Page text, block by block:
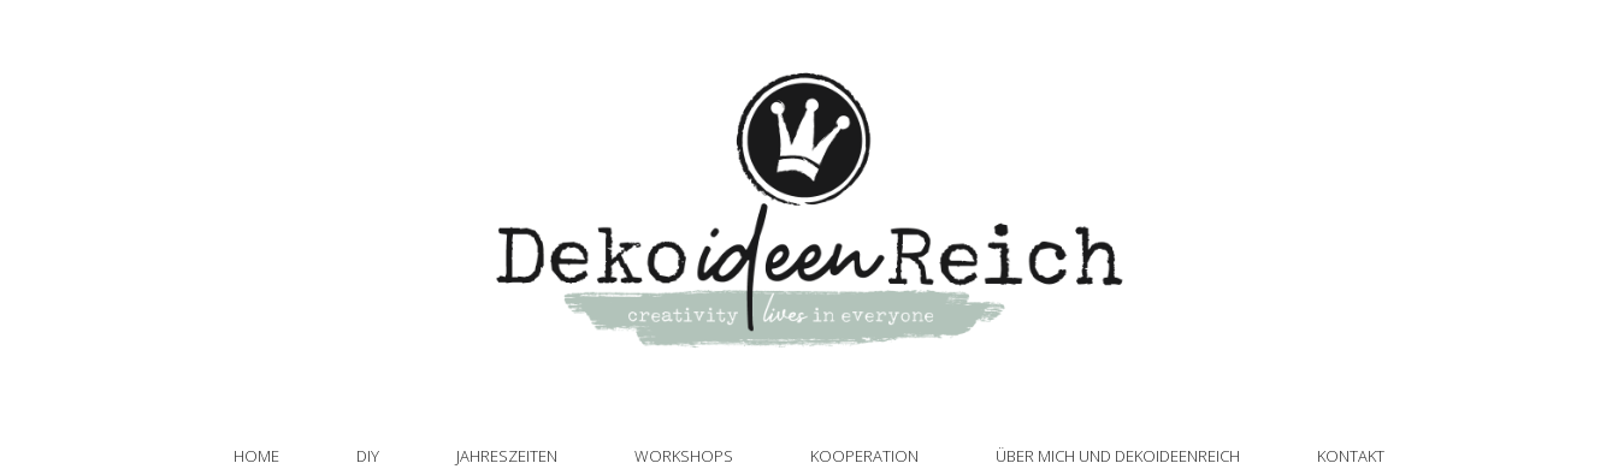
HOME DIY JAHRESZEITEN WORKSHOPS KOOPERATION ÜBER MICH UND DEKOIDEENREICH KONTAKT